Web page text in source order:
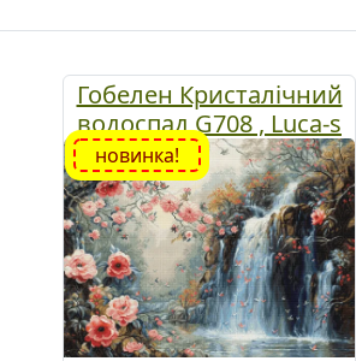
Гобелен Кристалічний
водоспад G708 , Luca-s
набір для вишивання
гобелен
новинка!